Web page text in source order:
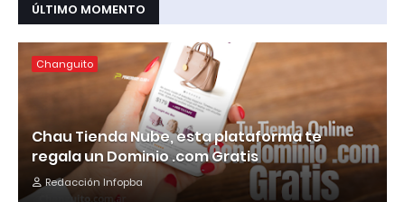
ÚLTIMO MOMENTO
Changuito
Chau Tienda Nube, esta plataforma te
regala un Dominio .com Gratis
Redacción Infopba